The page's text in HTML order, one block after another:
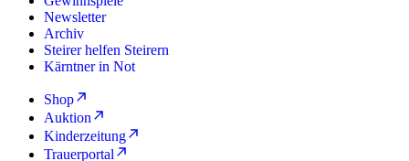
Newsletter
Archiv
Steirer helfen Steirern
Kärntner in Not
Shop
Auktion
Kinderzeitung
Trauerportal